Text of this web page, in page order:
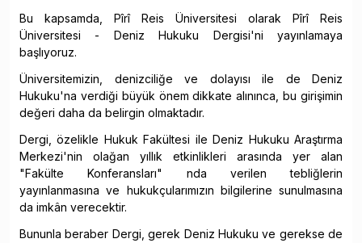
Bu kapsamda, Pîrî Reis Üniversitesi olarak Pîrî Reis
Üniversitesi - Deniz Hukuku Dergisi'ni yayınlamaya
başlıyoruz.
Üniversitemizin, denizciliğe ve dolayısı ile de Deniz
Hukuku'na verdiği büyük önem dikkate alınınca, bu girişimin
değeri daha da belirgin olmaktadır.
Dergi, özelikle Hukuk Fakültesi ile Deniz Hukuku Araştırma
Merkezi'nin olağan yıllık etkinlikleri arasında yer alan
"Fakülte Konferansları" nda verilen tebliğlerin
yayınlanmasına ve hukukçularımızın bilgilerine sunulmasına
da imkân verecektir.
Bununla beraber Dergi, gerek Deniz Hukuku ve gerekse de